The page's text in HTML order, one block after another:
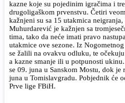
kazne koje su pojedinim igračima i
drugoligaškom prvenstvu. Četiri
kažnjeni su sa 15 utakmica neigranja,
Muhurdarević je kažnjen sa
tima, tako da neće imati pravo
utakmice ove sezone. Iz
se žalili na ovakvu odluku, te
a kazne smanje ili u potpunosti
se 09. juna u Sanskom Mostu, dok je
juna u Tomislavgradu. Pobjednik će
Prve lige FBiH.